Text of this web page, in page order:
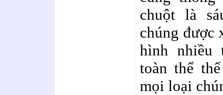
chuột là
chúng được
hình nhiều
toàn thể
mọi loại